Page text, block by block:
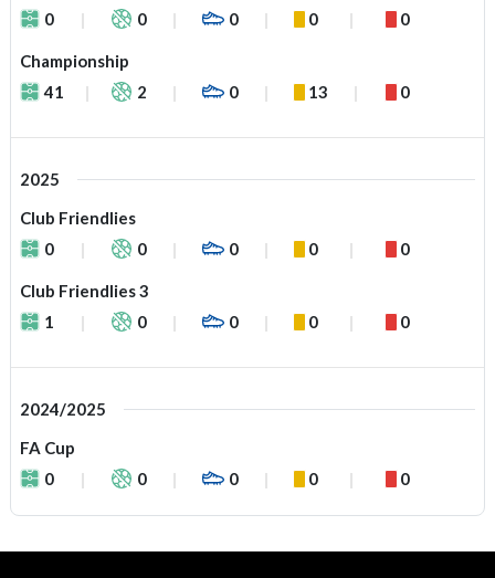
0
0 0 0 0
Championship
41
2 0 13 0
2025
Club Friendlies
0
0 0 0 0
Club Friendlies 3
1
0 0 0 0
2024/2025
FA Cup
0
0 0 0 0